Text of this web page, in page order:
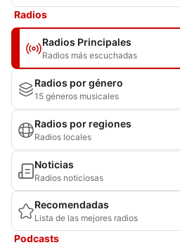
Radios
Radios Principales
Radios más escuchadas
Radios por género
15 géneros musicales
Radios por regiones
Radios locales
Noticias
Radios noticiosas
Recomendadas
Lista de las mejores radios
Podcasts